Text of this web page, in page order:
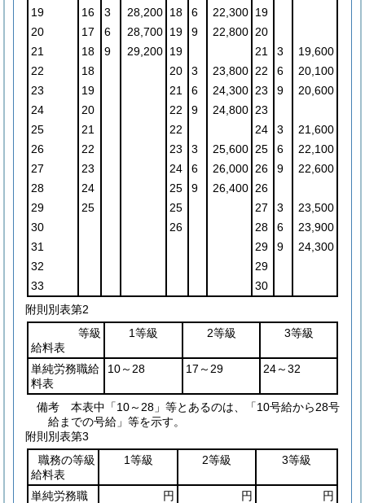
19
16 3 28,200 18 6 22,300 19
20
17 6 28,700 19 9 22,800 20
21
18 9 29,200 19 21 3
19,600
22
18 20 3 23,800 22 6
20,100
23
19 21 6 24,300 23 9
20,600
24
20 22 9 24,800 23
25
21 22 24 3
21,600
26
22 23 3 25,600 25 6
22,100
27
23 24 6 26,000 26 9
22,600
28
24 25 9 26,400 26
29
25 25 27 3
23,500
30
26 28 6
23,900
31
29 9
24,300
32
29
33
30
附則別表第2
等級
給料表
1等級 2等級 3等級
単純労務職給
料表
10～28 17～29 24～32
備考 本表中「10～28」等とあるのは、「10号給から28号
給までの号給」等を示す。
附則別表第3
職務の等級
給料表
1等級 2等級 3等級
単純労務職
円
円
円